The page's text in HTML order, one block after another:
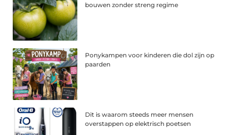
bouwen zonder streng regime
Ponykampen voor kinderen die dol zijn op
paarden
Dit is waarom steeds meer mensen
overstappen op elektrisch poetsen